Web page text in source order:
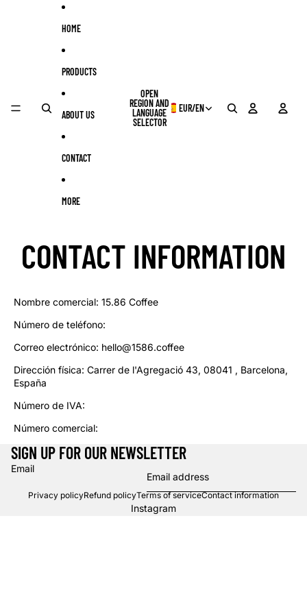
HOME
PRODUCTS
ABOUT US
CONTACT
MORE
OPEN
REGION AND
LANGUAGE
SELECTOR
EUR/EN
CONTACT INFORMATION
Nombre comercial: 15.86 Coffee
Número de teléfono:
Correo electrónico: hello@1586.coffee
Dirección física: Carrer de l'Agregació 43, 08041 , Barcelona,
España
Número de IVA:
Número comercial:
SIGN UP FOR OUR NEWSLETTER
Email
Privacy policyRefund policyTerms of serviceContact information
Instagram